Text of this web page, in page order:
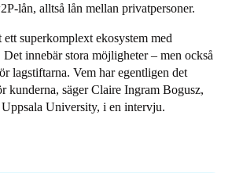
lån, alltså lån mellan privatpersoner.
superkomplext ekosystem med
Det innebär stora möjligheter – men också
lagstiftarna. Vem har egentligen det
kunderna, säger Claire Ingram Bogusz,
University, i en intervju.